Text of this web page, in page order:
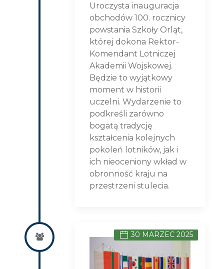
Uroczysta inauguracja
obchodów 100. rocznicy
powstania Szkoły Orląt,
której dokona Rektor-
Komendant Lotniczej
Akademii Wojskowej.
Będzie to wyjątkowy
moment w historii
uczelni. Wydarzenie to
podkreśli zarówno
bogatą tradycję
kształcenia kolejnych
pokoleń lotników, jak i
ich nieoceniony wkład w
obronność kraju na
przestrzeni stulecia.
30 MARZEC 2025